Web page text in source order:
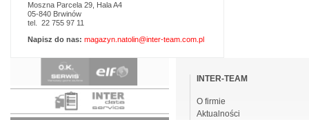
Moszna Parcela 29, Hala A4
05-840 Brwinów
tel. 22 755 97 11
Napisz do nas: magazyn.natolin@inter-team.com.pl
nawigacjeINTER-TEAM
O firmie
Aktualności